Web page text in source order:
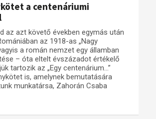
A békerendszer megszilárdulása
Utókor és emlékezet
Adatbázis
Emlékművek (feltöltés alatt)
Menekültek
Visszhang
Publikációk
Kapcsolat
Trianon-kommentár
a centenáriumi
az azt követő években egymás után
az 1918-as „Nagy
a román nemzet egy államban
– óta eltelt évszázadot értékelő
tartozik az „Egy centenárium…”
is, amelynek bemutatására
munkatársa, Zahorán Csaba